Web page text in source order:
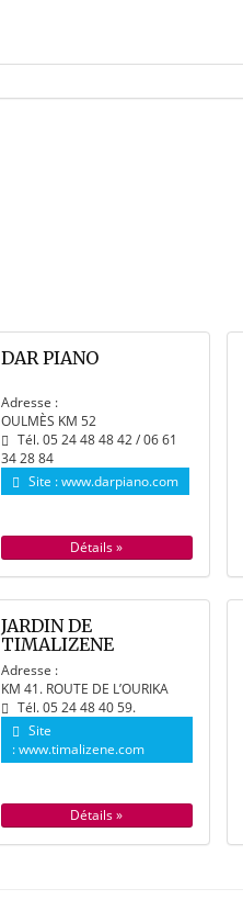
DAR PIANO
Adresse :
OULMÈS KM 52
Tél. 05 24 48 48 42 / 06 61
34 28 84
Site :www.darpiano.com
Détails »
JARDIN DE
TIMALIZENE
Adresse :
KM 41. ROUTE DE L’OURIKA
Tél. 05 24 48 40 59.
Site
:www.timalizene.com
Détails »